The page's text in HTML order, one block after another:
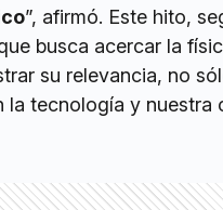
”, afirmó. Este hito,
busca acercar la
su relevancia, no
tecnología y nuestra